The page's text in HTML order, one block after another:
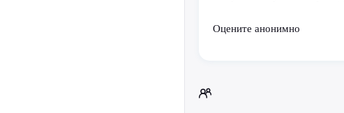
Оцените анонимно